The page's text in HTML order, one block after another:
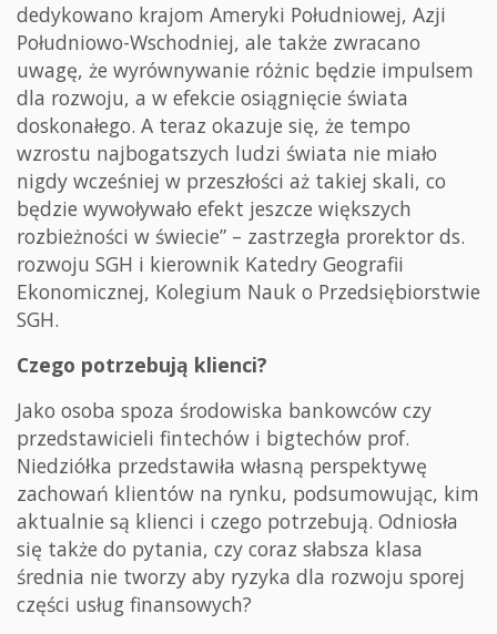
dedykowano krajom Ameryki Południowej, Azji
Południowo-Wschodniej, ale także zwracano
uwagę, że wyrównywanie różnic będzie impulsem
dla rozwoju, a w efekcie osiągnięcie świata
doskonałego. A teraz okazuje się, że tempo
wzrostu najbogatszych ludzi świata nie miało
nigdy wcześniej w przeszłości aż takiej skali, co
będzie wywoływało efekt jeszcze większych
rozbieżności w świecie” – zastrzegła prorektor ds.
rozwoju SGH i kierownik Katedry Geografii
Ekonomicznej, Kolegium Nauk o Przedsiębiorstwie
SGH.
Czego potrzebują klienci?
Jako osoba spoza środowiska bankowców czy
przedstawicieli fintechów i bigtechów prof.
Niedziółka przedstawiła własną perspektywę
zachowań klientów na rynku, podsumowując, kim
aktualnie są klienci i czego potrzebują. Odniosła
się także do pytania, czy coraz słabsza klasa
średnia nie tworzy aby ryzyka dla rozwoju sporej
części usług finansowych?